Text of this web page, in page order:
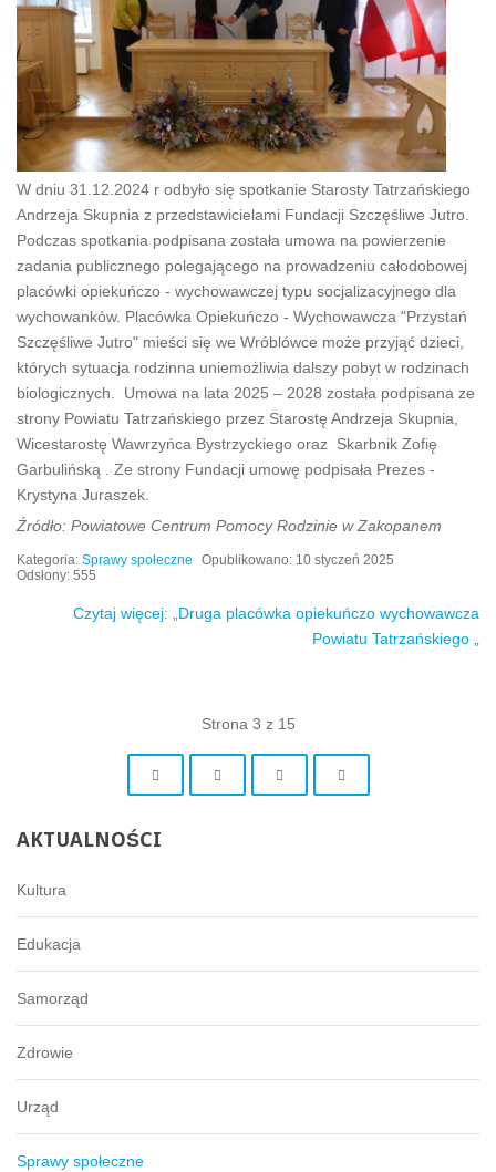
W dniu 31.12.2024 r odbyło się spotkanie Starosty Tatrzańskiego
Andrzeja Skupnia z przedstawicielami Fundacji Szczęśliwe Jutro.
Podczas spotkania podpisana została umowa na powierzenie
zadania publicznego polegającego na prowadzeniu całodobowej
placówki opiekuńczo - wychowawczej typu socjalizacyjnego dla
wychowanków. Placówka Opiekuńczo - Wychowawcza "Przystań
Szczęśliwe Jutro" mieści się we Wróblówce może przyjąć dzieci,
których sytuacja rodzinna uniemożliwia dalszy pobyt w rodzinach
biologicznych. Umowa na lata 2025 – 2028 została podpisana ze
strony Powiatu Tatrzańskiego przez Starostę Andrzeja Skupnia,
Wicestarostę Wawrzyńca Bystrzyckiego oraz Skarbnik Zofię
Garbulińską . Ze strony Fundacji umowę podpisała Prezes -
Krystyna Juraszek.
Źródło: Powiatowe Centrum Pomocy Rodzinie w Zakopanem
Kategoria: Sprawy społeczne
Opublikowano: 10 styczeń 2025
Odsłony: 555
Czytaj więcej: „Druga placówka opiekuńczo wychowawcza
Powiatu Tatrzańskiego „
Strona 3 z 15
AKTUALNOŚCI
Kultura
Edukacja
Samorząd
Zdrowie
Urząd
Sprawy społeczne